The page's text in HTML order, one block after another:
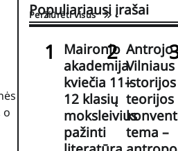
o
Populiariausi įrašai
Peržiūrėti visus
Maironio
akademija
kviečia 11–
12 klasių
moksleivius
pažinti
Antrojo
Vilniaus
istorijos
teorijos
tema –